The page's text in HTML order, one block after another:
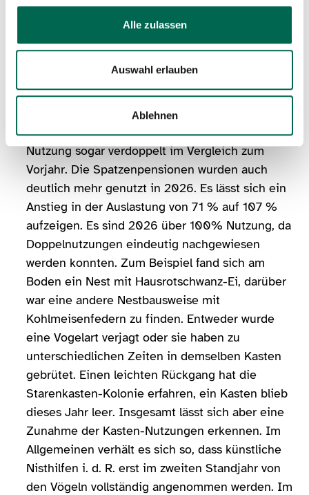
Alle zulassen
Auswahl erlauben
Ablehnen
Stinkwanzen, Ohrenzwicker, Ameisen,
Die Kohlmeisenkästen wurden 2026 gänzlich
(100%) besucht und genutzt, hier hat sich eine
Zunahme von 11% im Vergleich zu 2025
ergeben. Ebenso hat sich die Auslastung der
Blaumeisenkästen stark erhöht. Hier hat sich die
Nutzung sogar verdoppelt im Vergleich zum
Vorjahr. Die Spatzenpensionen wurden auch
deutlich mehr genutzt in 2026. Es lässt sich ein
Anstieg in der Auslastung von 71 % auf 107 %
aufzeigen. Es sind 2026 über 100% Nutzung, da
Doppelnutzungen eindeutig nachgewiesen
werden konnten. Zum Beispiel fand sich am
Boden ein Nest mit Hausrotschwanz-Ei, darüber
war eine andere Nestbausweise mit
Kohlmeisenfedern zu finden. Entweder wurde
eine Vogelart verjagt oder sie haben zu
unterschiedlichen Zeiten in demselben Kasten
gebrütet. Einen leichten Rückgang hat die
Starenkasten-Kolonie erfahren, ein Kasten blieb
dieses Jahr leer. Insgesamt lässt sich aber eine
Zunahme der Kasten-Nutzungen erkennen. Im
Allgemeinen verhält es sich so, dass künstliche
Nisthilfen i. d. R. erst im zweiten Standjahr von
den Vögeln vollständig angenommen werden. Im